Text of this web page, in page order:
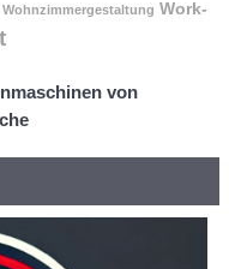
Wohnzimmergestaltung Work-
von